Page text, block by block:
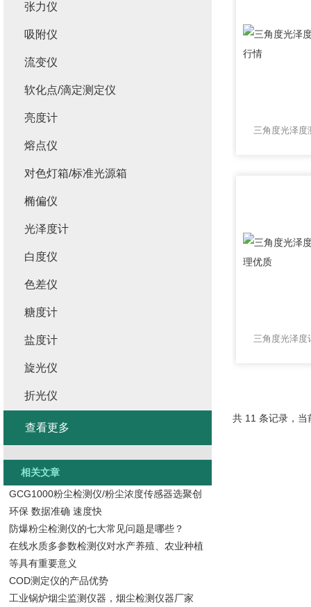
共 11 条记录，
张力仪
吸附仪
流变仪
软化点/滴定测定仪
亮度计
熔点仪
对色灯箱/标准光源箱
椭偏仪
光泽度计
白度仪
色差仪
糖度计
盐度计
旋光仪
折光仪
查看更多
相关文章
GCG1000粉尘检测仪/粉尘浓度传感器选聚创
环保 数据准确 速度快
防爆粉尘检测仪的七大常见问题是哪些？
在线水质多参数检测仪对水产养殖、农业种植
等具有重要意义
COD测定仪的产品优势
工业锅炉烟尘监测仪器，烟尘检测仪器厂家